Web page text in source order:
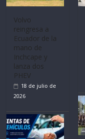
Volvo
reingresa a
Ecuador de la
mano de
Inchcape y
lanza dos
PHEV
18 de julio de
2026